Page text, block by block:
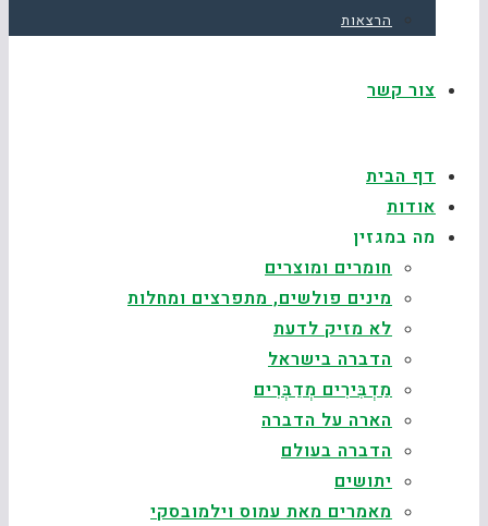
הרצאות
צור קשר
דף הבית
אודות
מה במגזין
חומרים ומוצרים
מינים פולשים, מתפרצים ומחלות
לא מזיק לדעת
הדברה בישראל
מַדְבִּירִים מְדַבְּרִים
הארה על הדברה
הדברה בעולם
יתושים
מאמרים מאת עמוס וילמובסקי